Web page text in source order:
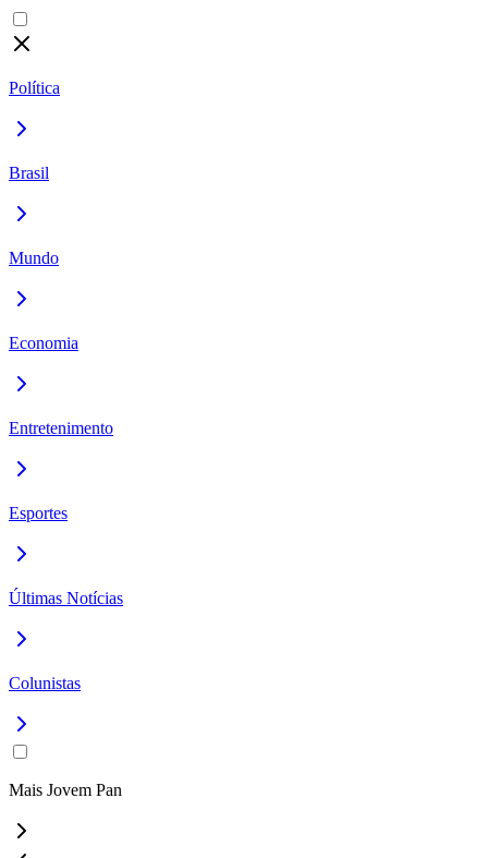
Política
Brasil
Mundo
Economia
Entretenimento
Esportes
Últimas Notícias
Colunistas
Mais Jovem Pan